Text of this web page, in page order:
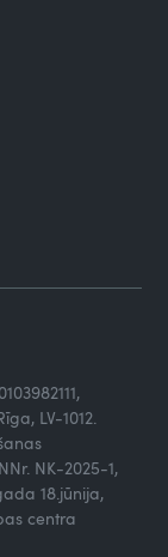
LV-1012.
NK-2025-1,
18.jūnija,
centra